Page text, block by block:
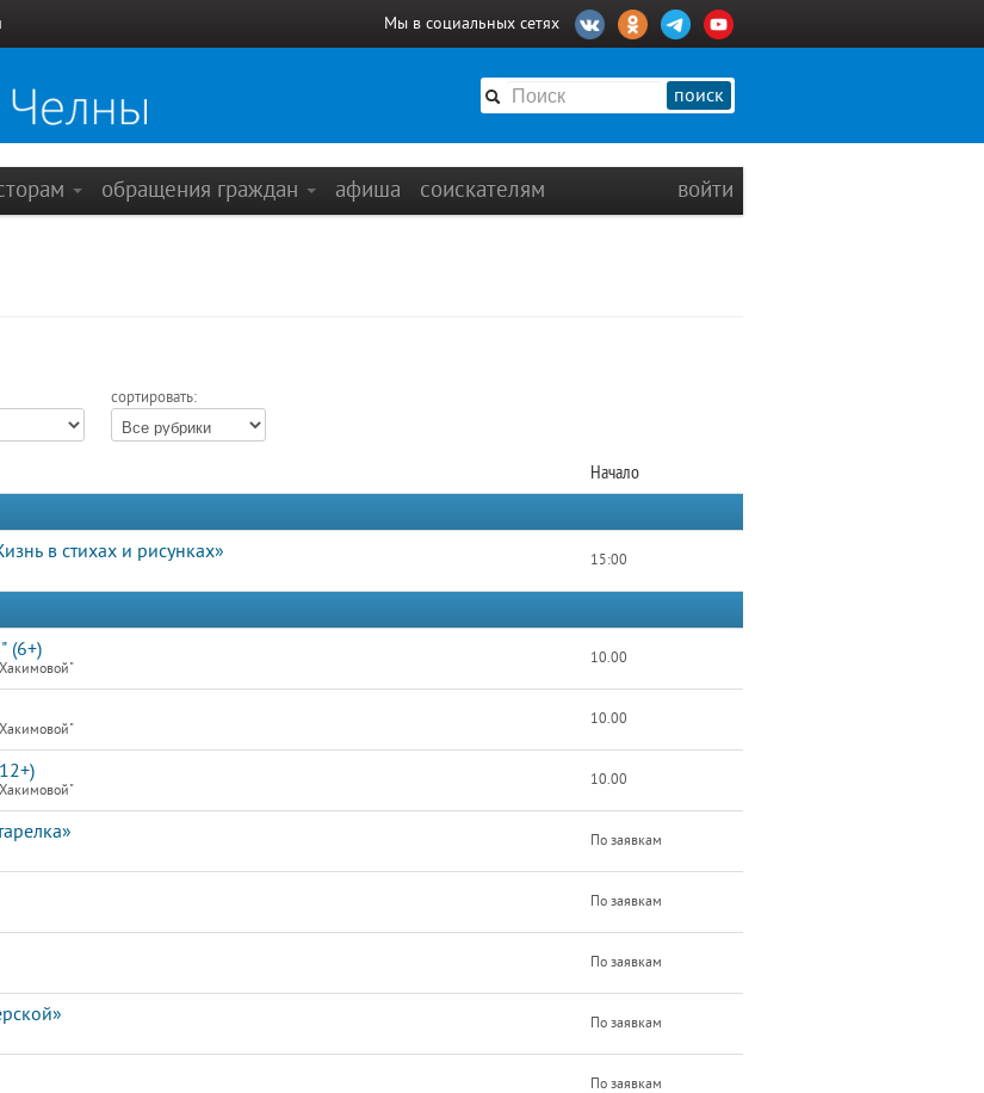
Мы в социальных сетях
поиск
обращения граждан афиша соискателям войти
сортировать:
Начало
в стихах и рисунках»
15:00
(6+)
10.00
10.00
10.00
По заявкам
По заявкам
По заявкам
По заявкам
По заявкам